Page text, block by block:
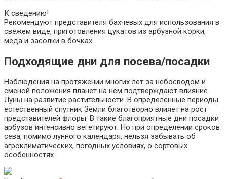
К сведению!
Рекомендуют представителя бахчевых для использования в
свежем виде, приготовления цукатов из арбузной корки,
мёда и засолки в бочках.
Подходящие дни для посева/посадки
Наблюдения на протяжении многих лет за небосводом и
сменой положения планет на нём подтверждают влияние
Луны на развитие растительности. В определённые периоды
естественный спутник Земли благотворно влияет на рост
представителей флоры. В такие благоприятные дни посадки
арбузов интенсивно вегетируют. Но при определении сроков
сева, помимо лунного календаря, нельзя забывать об
агроклиматических, погодных условиях, о сортовых
особенностях.